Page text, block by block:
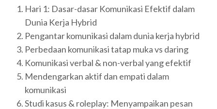
Hari 1: Dasar-dasar Komunikasi Efektif dalam
Dunia Kerja Hybrid
Pengantar komunikasi dalam dunia kerja hybrid
Perbedaan komunikasi tatap muka vs daring
Komunikasi verbal & non-verbal yang efektif
Mendengarkan aktif dan empati dalam
komunikasi
Studi kasus & roleplay: Menyampaikan pesan